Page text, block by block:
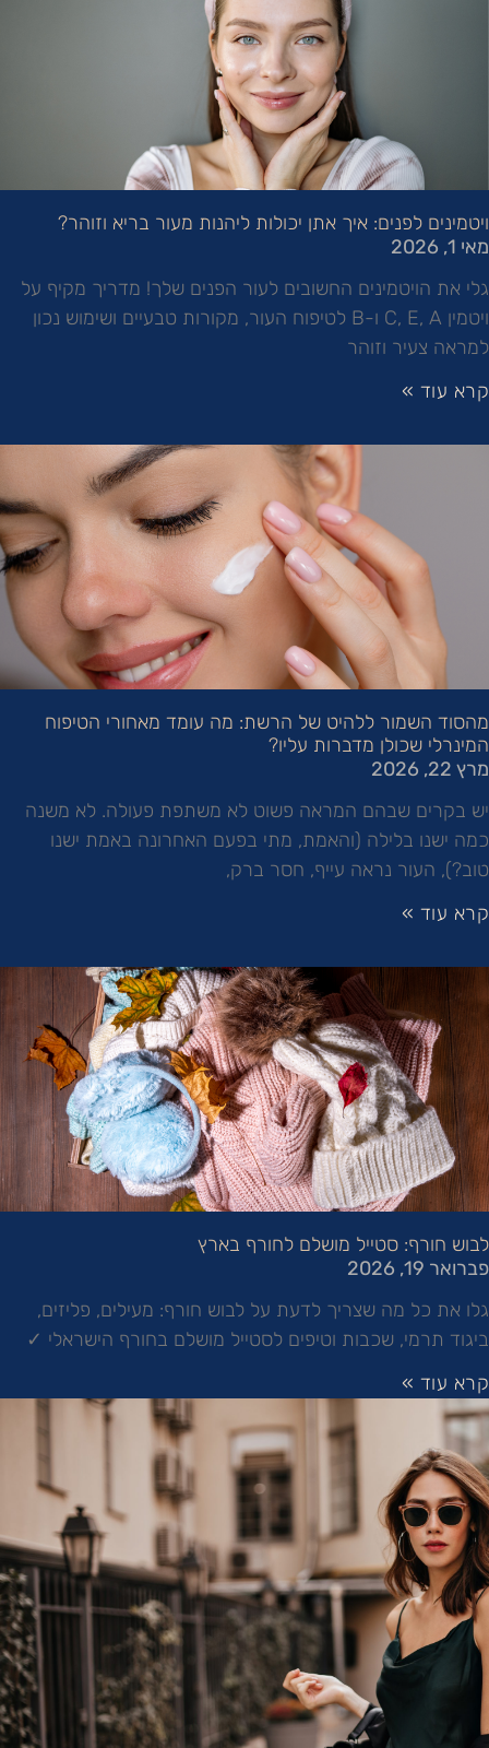
ויטמינים לפנים: איך אתן יכולות ליהנות מעור בריא וזוהר?
מאי 1, 2026
גלי את הויטמינים החשובים לעור הפנים שלך! מדריך מקיף על
ויטמין C, E, A ו-B לטיפוח העור, מקורות טבעיים ושימוש נכון
למראה צעיר וזוהר
קרא עוד »
מהסוד השמור ללהיט של הרשת: מה עומד מאחורי הטיפוח
המינרלי שכולן מדברות עליו?
מרץ 22, 2026
יש בקרים שבהם המראה פשוט לא משתפת פעולה. לא משנה
כמה ישנו בלילה (והאמת, מתי בפעם האחרונה באמת ישנו
טוב?), העור נראה עייף, חסר ברק,
קרא עוד »
לבוש חורף: סטייל מושלם לחורף בארץ
פברואר 19, 2026
גלו את כל מה שצריך לדעת על לבוש חורף: מעילים, פליזים,
ביגוד תרמי, שכבות וטיפים לסטייל מושלם בחורף הישראלי ✓
קרא עוד »